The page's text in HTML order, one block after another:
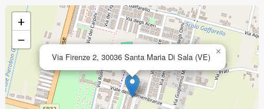
Via Firenze 2, 30036 Santa Maria Di Sala (VE) ×
+
−